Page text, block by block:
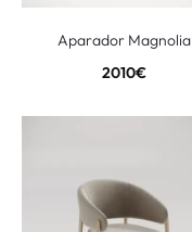
Aparador Magnolia
2010€